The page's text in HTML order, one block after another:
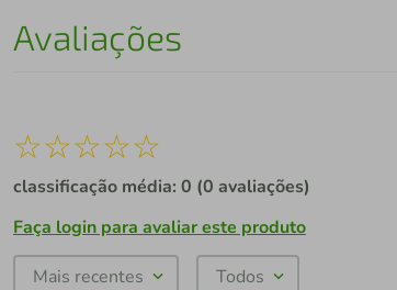
Avaliações
☆☆☆☆☆
classificação média: 0 (0 avaliações)
Faça login para avaliar este produto
Mais recentes Todos